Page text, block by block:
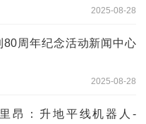
2025-08-28
80周年纪念活动新闻中心
2025-08-28
昂：升地平线机器人-